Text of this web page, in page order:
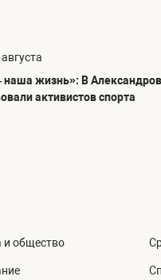
жизнь»: В
активистов спорта
и общество